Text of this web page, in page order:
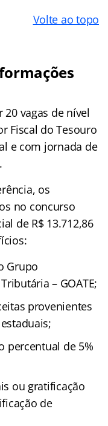
Volte ao topo
20 vagas de nível
Fiscal do Tesouro
e com jornada de
os
no concurso
de R$ 13.712,86
Grupo
– GOATE;
provenientes
percentual de 5%
ou gratificação
de